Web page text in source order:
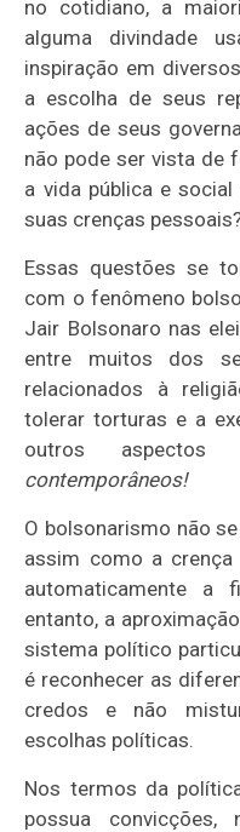
no cotidiano, a
alguma divindade
inspiração em
a escolha de seus
ações de seus
não pode ser vista de
a vida pública e
suas crenças
Essas questões se
com o fenômeno
Jair Bolsonaro nas
entre muitos dos
relacionados à
tolerar torturas e a
outros
contemporâneos!
O bolsonarismo não
assim como a
automaticamente a
entanto, a
sistema político
é reconhecer as
credos e não
escolhas políticas.
Nos termos da
possua